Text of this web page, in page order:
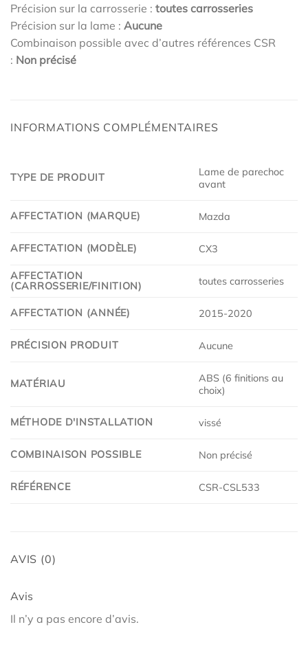
Précision sur la carrosserie : toutes carrosseries
Précision sur la lame : Aucune
Combinaison possible avec d’autres références CSR
: Non précisé
INFORMATIONS COMPLÉMENTAIRES
TYPE DE PRODUIT
Lame de parechoc
avant
AFFECTATION (MARQUE) Mazda
AFFECTATION (MODÈLE) CX3
AFFECTATION
(CARROSSERIE/FINITION)
toutes carrosseries
AFFECTATION (ANNÉE) 2015-2020
PRÉCISION PRODUIT Aucune
MATÉRIAU
ABS (6 finitions au
choix)
MÉTHODE D'INSTALLATION vissé
COMBINAISON POSSIBLE Non précisé
RÉFÉRENCE CSR-CSL533
AVIS (0)
Avis
Il n’y a pas encore d’avis.